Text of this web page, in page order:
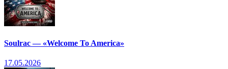
Soulrac — «Welcome To America»
17.05.2026